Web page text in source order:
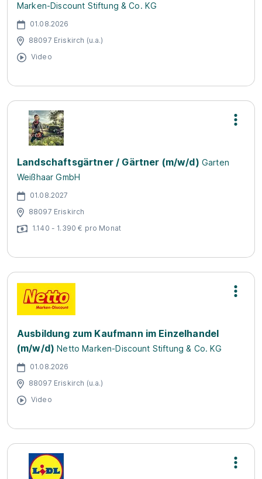
Marken-Discount Stiftung & Co. KG
01.08.2026
88097 Eriskirch (u.a.)
Video
Landschaftsgärtner / Gärtner (m/w/d) Garten
Weißhaar GmbH
01.08.2027
88097 Eriskirch
1.140 - 1.390 € pro Monat
Ausbildung zum Kaufmann im Einzelhandel
(m/w/d) Netto Marken-Discount Stiftung & Co. KG
01.08.2026
88097 Eriskirch (u.a.)
Video